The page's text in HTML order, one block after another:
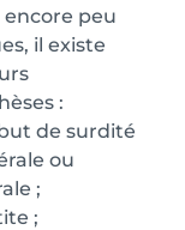
peu
il existe
:
de surdité
ou
;
;